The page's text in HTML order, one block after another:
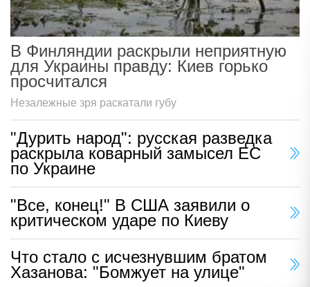
В Финляндии раскрыли неприятную
для Украины правду: Киев горько
просчитался
Незалежные зря раскатали губу
"Дурить народ": русская разведка
раскрыла коварный замысел ЕС
по Украине
"Все, конец!" В США заявили о
критическом ударе по Киеву
Что стало с исчезнувшим братом
Хазанова: "Бомжует на улице"